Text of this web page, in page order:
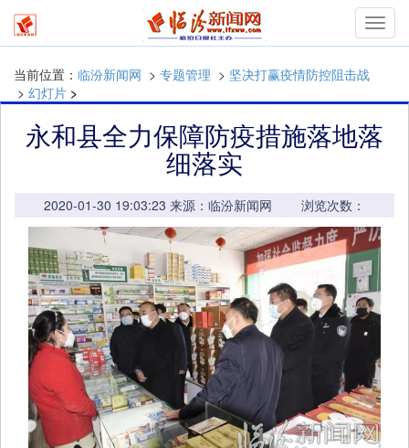
当前位置： 临汾新闻网 > 专题管理 > 坚决打赢疫情防控阻击战
> 幻灯片 >
永和县全力保障防疫措施落地落
细落实
2020-01-30 19:03:23 来源：临汾新闻网 浏览次数：